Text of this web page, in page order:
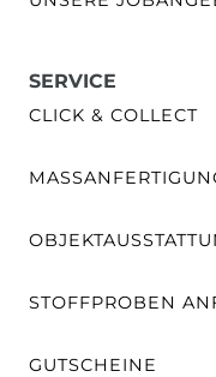
SERVICE
CLICK & COLLECT
STOFFPROBEN
GUTSCHEINE